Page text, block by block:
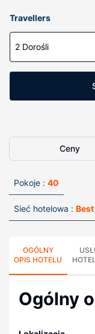
Travellers
2 Dorośli
Ceny
Pokoje : 40
Sieć hotelowa :
OGÓLNY
OPIS HOTELU
Ogólny